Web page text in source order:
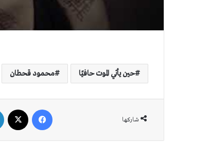
حين يأتي الموت حافيًا محمود قحطان
شاركها
فيسبوك